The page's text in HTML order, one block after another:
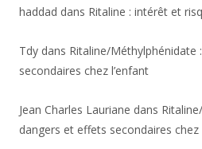
haddad dans Ritaline : intérêt et
Tdy dans Ritaline/Méthylphénidate
secondaires chez l’enfant
Jean Charles Lauriane dans
dangers et effets secondaires chez